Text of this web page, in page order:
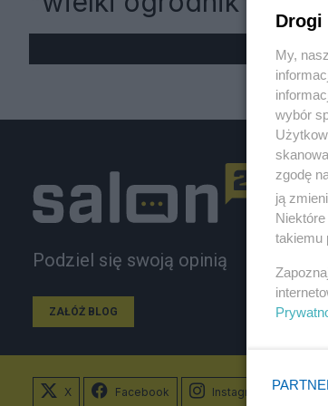
Podziel się swoją opinią
ZAŁÓŻ BLOG
X Facebook Instagram
Drogi
My,
wybór
zgodę
ją
takiemu